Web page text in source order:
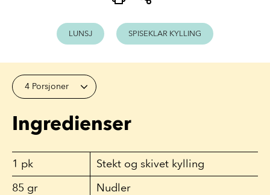
LUNSJ SPISEKLAR KYLLING
4 Porsjoner
Ingredienser
1 pk
Stekt og skivet kylling
85 gr
Nudler